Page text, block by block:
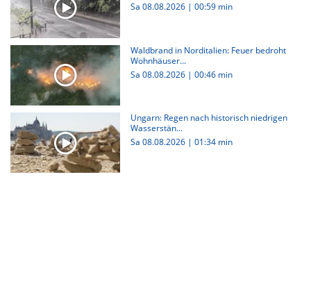
Sa 08.08.2026 | 00:59 min
Waldbrand in Norditalien: Feuer bedroht
Wohnhäuser...
Sa 08.08.2026 | 00:46 min
Ungarn: Regen nach historisch niedrigen
Wasserstän...
Sa 08.08.2026 | 01:34 min